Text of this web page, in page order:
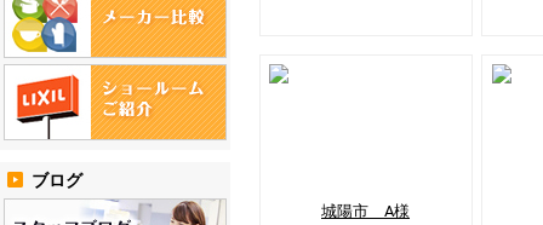
ブログ
城陽市 A様